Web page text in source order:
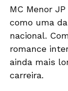
MC Menor
como uma
nacional.
romance
ainda mais
carreira.